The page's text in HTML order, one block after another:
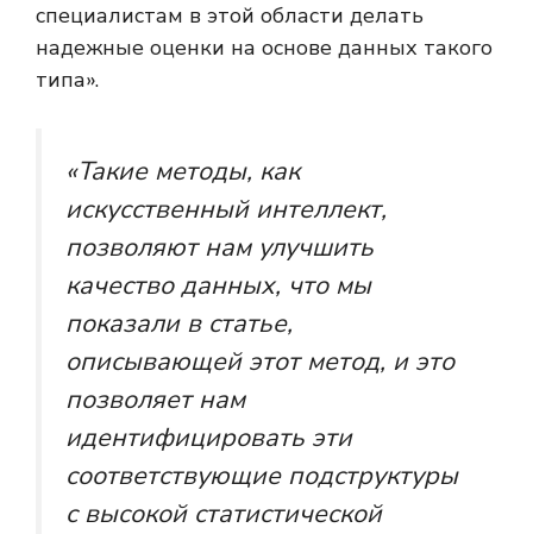
специалистам в этой области делать
надежные оценки на основе данных такого
типа».
«Такие методы, как
искусственный интеллект,
позволяют нам улучшить
качество данных, что мы
показали в статье,
описывающей этот метод, и это
позволяет нам
идентифицировать эти
соответствующие подструктуры
с высокой статистической